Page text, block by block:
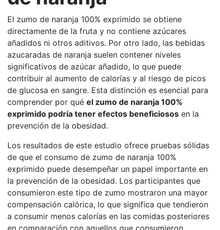
El zumo de naranja 100% exprimido se obtiene
directamente de la fruta y no contiene azúcares
añadidos ni otros aditivos. Por otro lado, las bebidas
azucaradas de naranja suelen contener niveles
significativos de azúcar añadido, lo que puede
contribuir al aumento de calorías y al riesgo de picos
de glucosa en sangre. Esta distinción es esencial para
comprender por qué el zumo de naranja 100%
exprimido podría tener efectos beneficiosos en la
prevención de la obesidad.
Los resultados de este estudio ofrece pruebas sólidas
de que el consumo de zumo de naranja 100%
exprimido puede desempeñar un papel importante en
la prevención de la obesidad. Los participantes que
consumieron este tipo de zumo mostraron una mayor
compensación calórica, lo que significa que tendieron
a consumir menos calorías en las comidas posteriores
en comparación con aquellos que consumieron